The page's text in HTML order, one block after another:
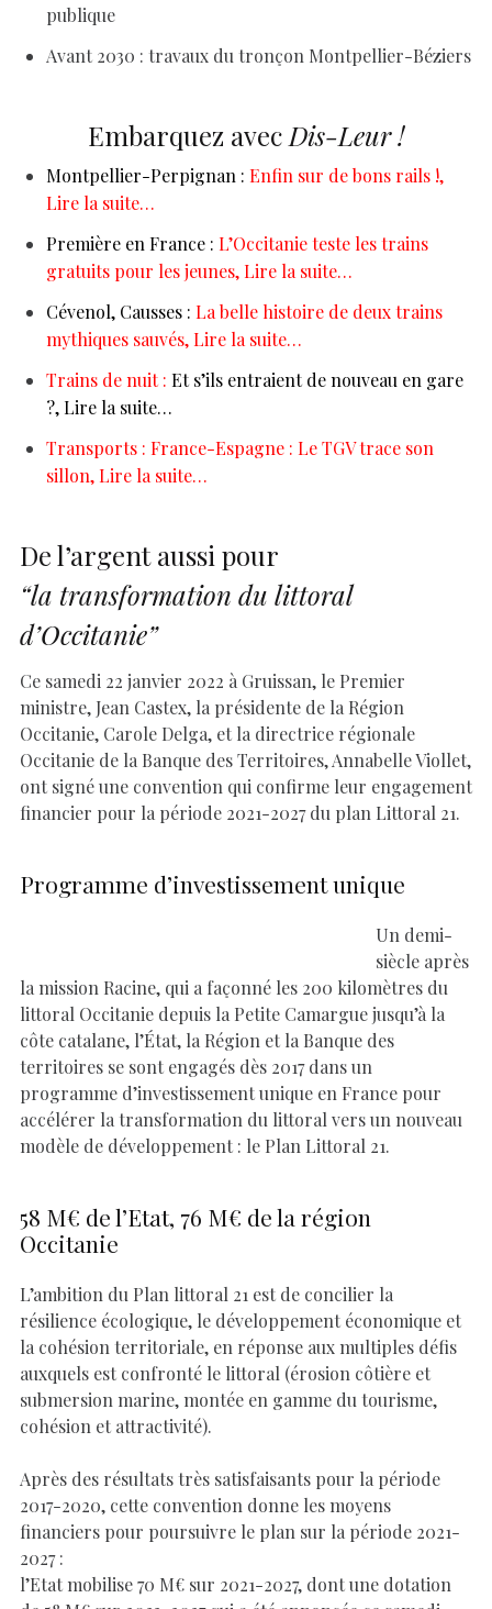
publique
Avant 2030 : travaux du tronçon Montpellier-Béziers
Embarquez avec Dis-Leur !
Montpellier-Perpignan : Enfin sur de bons rails !,
Lire la suite…
Première en France : L’Occitanie teste les trains
gratuits pour les jeunes, Lire la suite…
Cévenol, Causses : La belle histoire de deux trains
mythiques sauvés, Lire la suite…
Trains de nuit : Et s’ils entraient de nouveau en gare
?, Lire la suite…
Transports : France-Espagne : Le TGV trace son
sillon, Lire la suite…
De l’argent aussi pour
“la transformation du littoral
d’Occitanie”
Ce samedi 22 janvier 2022 à Gruissan, le Premier
ministre, Jean Castex, la présidente de la Région
Occitanie, Carole Delga, et la directrice régionale
Occitanie de la Banque des Territoires, Annabelle Viollet,
ont signé une convention qui confirme leur engagement
financier pour la période 2021-2027 du plan Littoral 21.
Programme d’investissement unique
Un demi-
siècle après
la mission Racine, qui a façonné les 200 kilomètres du
littoral Occitanie depuis la Petite Camargue jusqu’à la
côte catalane, l’État, la Région et la Banque des
territoires se sont engagés dès 2017 dans un
programme d’investissement unique en France pour
accélérer la transformation du littoral vers un nouveau
modèle de développement : le Plan Littoral 21.
58 M€ de l’Etat, 76 M€ de la région
Occitanie
L’ambition du Plan littoral 21 est de concilier la
résilience écologique, le développement économique et
la cohésion territoriale, en réponse aux multiples défis
auxquels est confronté le littoral (érosion côtière et
submersion marine, montée en gamme du tourisme,
cohésion et attractivité).
Après des résultats très satisfaisants pour la période
2017-2020, cette convention donne les moyens
financiers pour poursuivre le plan sur la période 2021-
2027 :
l’Etat mobilise 70 M€ sur 2021-2027, dont une dotation